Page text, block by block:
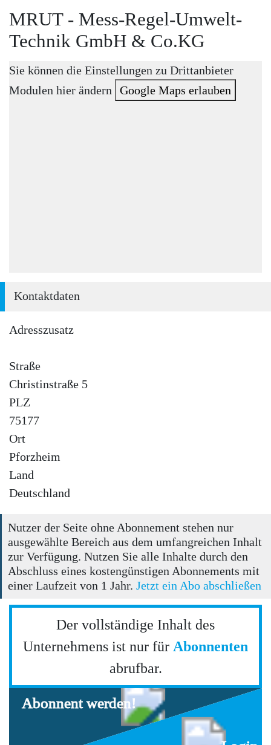
MRUT - Mess-Regel-Umwelt-
Technik GmbH & Co.KG
Sie können die Einstellungen zu Drittanbieter
Modulen hier ändern
Google Maps erlauben
Kontaktdaten
Adresszusatz
Straße
Christinstraße 5
PLZ
75177
Ort
Pforzheim
Land
Deutschland
Nutzer der Seite ohne Abonnement stehen nur
ausgewählte Bereich aus dem umfangreichen Inhalt
zur Verfügung. Nutzen Sie alle Inhalte durch den
Abschluss eines kostengünstigen Abonnements mit
einer Laufzeit von 1 Jahr. Jetzt ein Abo abschließen
Der vollständige Inhalt des
Unternehmens ist nur für Abonnenten
abrufbar.
Abonnent werden!